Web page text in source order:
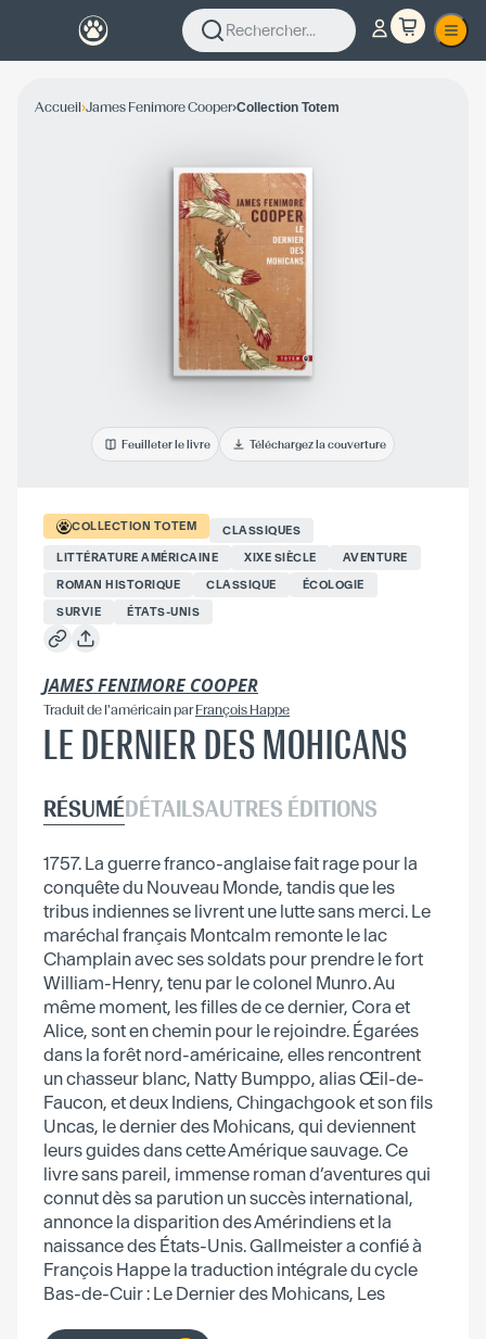
Rechercher...
Accueil›James Fenimore Cooper›Collection Totem
Feuilleter le livre Téléchargez la couverture
COLLECTION TOTEM
CLASSIQUES
LITTÉRATURE AMÉRICAINE
XIXE SIÈCLE
AVENTURE
ROMAN HISTORIQUE
CLASSIQUE
ÉCOLOGIE
SURVIE
ÉTATS-UNIS
JAMES FENIMORE COOPER
Traduitde l'américainpar François Happe
LE DERNIER DES MOHICANS
RÉSUMÉDÉTAILSAUTRES ÉDITIONS
1757. La guerre franco-anglaise fait rage pour la
conquête du Nouveau Monde, tandis que les
tribus indiennes se livrent une lutte sans merci. Le
maréchal français Montcalm remonte le lac
Champlain avec ses soldats pour prendre le fort
William-Henry, tenu par le colonel Munro. Au
même moment, les filles de ce dernier, Cora et
Alice, sont en chemin pour le rejoindre. Égarées
dans la forêt nord-américaine, elles rencontrent
un chasseur blanc, Natty Bumppo, alias Œil-de-
Faucon, et deux Indiens, Chingachgook et son fils
Uncas, le dernier des Mohicans, qui deviennent
leurs guides dans cette Amérique sauvage. Ce
livre sans pareil, immense roman d’aventures qui
connut dès sa parution un succès international,
annonce la disparition des Amérindiens et la
naissance des États-Unis. Gallmeister a confié à
François Happe la traduction intégrale du cycle
Bas-de-Cuir : Le Dernier des Mohicans, Les